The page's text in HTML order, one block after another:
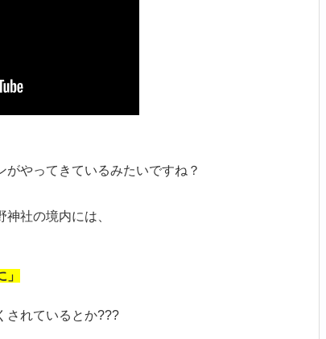
やってきているみたいですね？
社の境内には、
されているとか???